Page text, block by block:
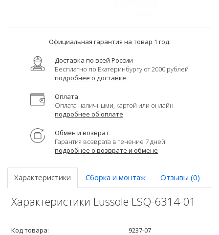
Официальная гарантия на товар 1 год.
Доставка по всей России
Бесплатно по Екатеринбургу от 2000 рублей
подробнее о доставке
Оплата
Оплата наличными, картой или онлайн
подробнее об оплате
Обмен и возврат
Гарантия возврата в течение 7 дней
подробнее о возврате и обмене
Характеристики Сборка и монтаж Отзывы (0)
Характеристики Lussole LSQ-6314-01
Код товара:
9237-07